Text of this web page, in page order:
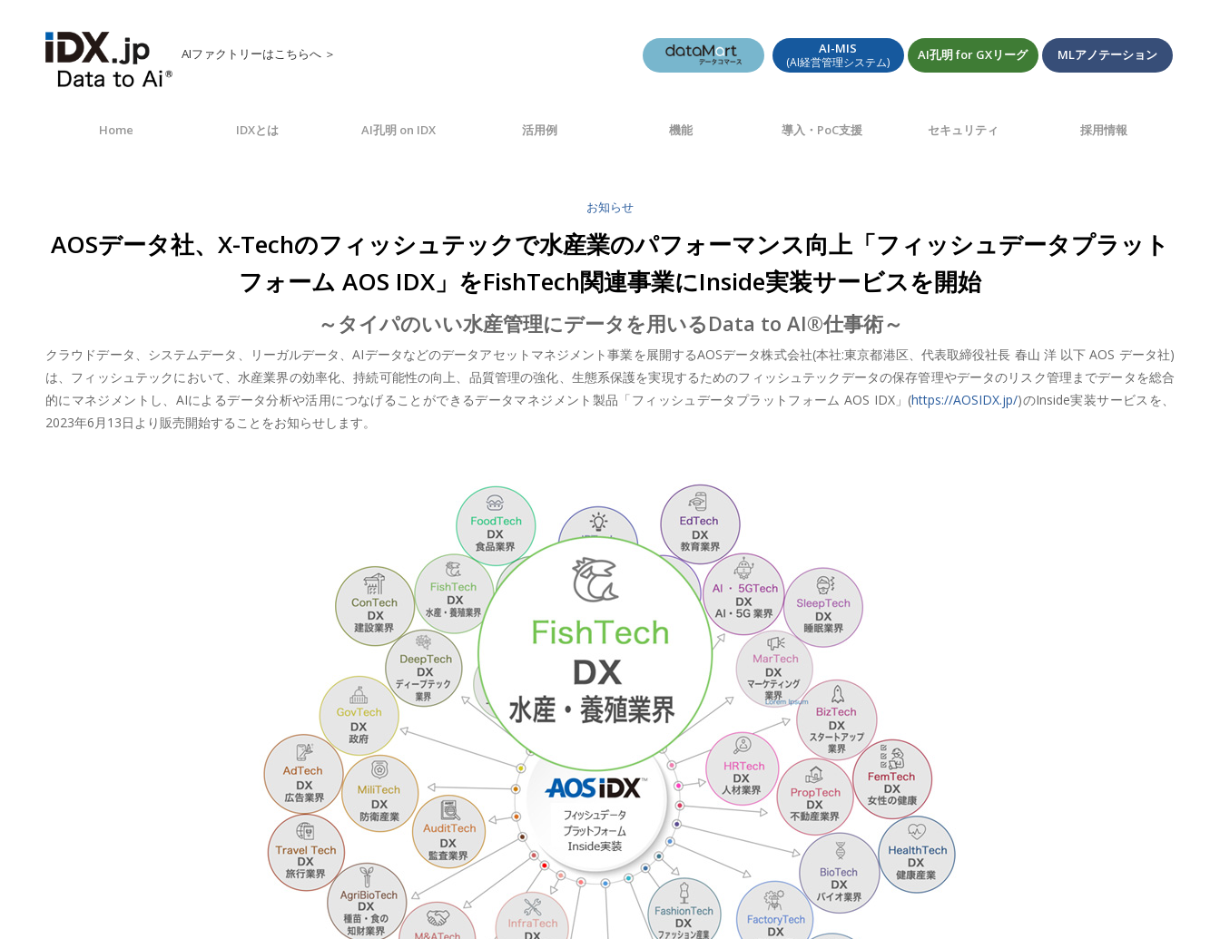
AIファクトリーはこちらへ ＞ AI-MIS
(AI経営管理システム) AI孔明 for GXリーグ MLアノテーション
Home IDXとは AI孔明 on IDX 活用例 機能 導入・PoC支援 セキュリティ 採用情報
お知らせ
AOSデータ社、X-Techのフィッシュテックで水産業のパフォーマンス向上「フィッシュデータプラット
フォーム AOS IDX」をFishTech関連事業にInside実装サービスを開始
～タイパのいい水産管理にデータを用いるData to AI®仕事術～
クラウドデータ、システムデータ、リーガルデータ、AIデータなどのデータアセットマネジメント事業を展開するAOSデータ株式会社(本社:東京都港区、代表取締役社長 春山 洋 以下 AOS データ社)
は、フィッシュテックにおいて、水産業界の効率化、持続可能性の向上、品質管理の強化、生態系保護を実現するためのフィッシュテックデータの保存管理やデータのリスク管理までデータを総合
的にマネジメントし、AIによるデータ分析や活用につなげることができるデータマネジメント製品「フィッシュデータプラットフォーム AOS IDX」(https://AOSIDX.jp/)のInside実装サービスを、
2023年6月13日より販売開始することをお知らせします。